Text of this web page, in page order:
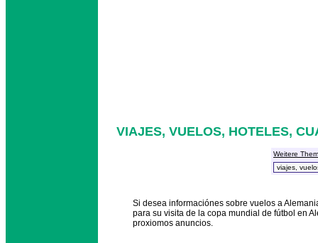
VIAJES, VUELOS, HOTELES,
Weitere
Si desea informaciónes sobre vuelos a
para su visita de la copa mundial de fútbol en
proxiomos anuncios.